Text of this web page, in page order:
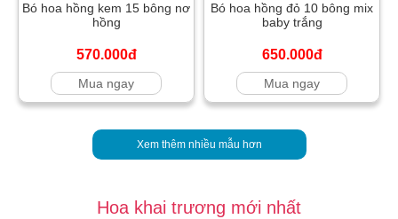
Bó hoa hồng kem 15 bông nơ
hồng
570.000đ
Mua ngay
Bó hoa hồng đỏ 10 bông mix
baby trắng
650.000đ
Mua ngay
Xem thêm nhiều mẫu hơn
Hoa khai trương mới nhất